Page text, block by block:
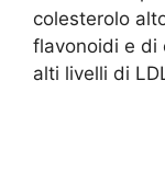
colesterolo
flavonoidi e di
alti livelli di